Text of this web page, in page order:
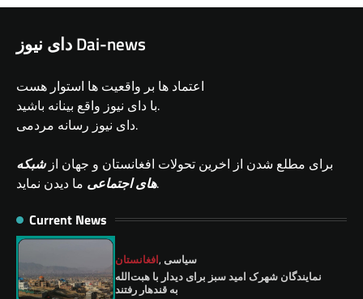
دای نیوز Dai-news
اعتماد ها بر واقعیت ها استوار هست
با دای نیوز واقع بینانه باشید.
دای نیوز رسانه مردمی.
برای مطلع شدن از اخرین تحولات افغانستان و جهان ازشبکه
های اجتماعیما دیدن نماید.
Current News
افغانستان, سیاسی
نمايندگان شهرک امید سبز برای دیدار با هبت‌الله
به قندهار رفتند